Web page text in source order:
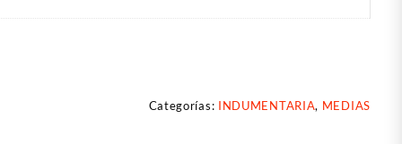
Categorías: INDUMENTARIA, MEDIAS